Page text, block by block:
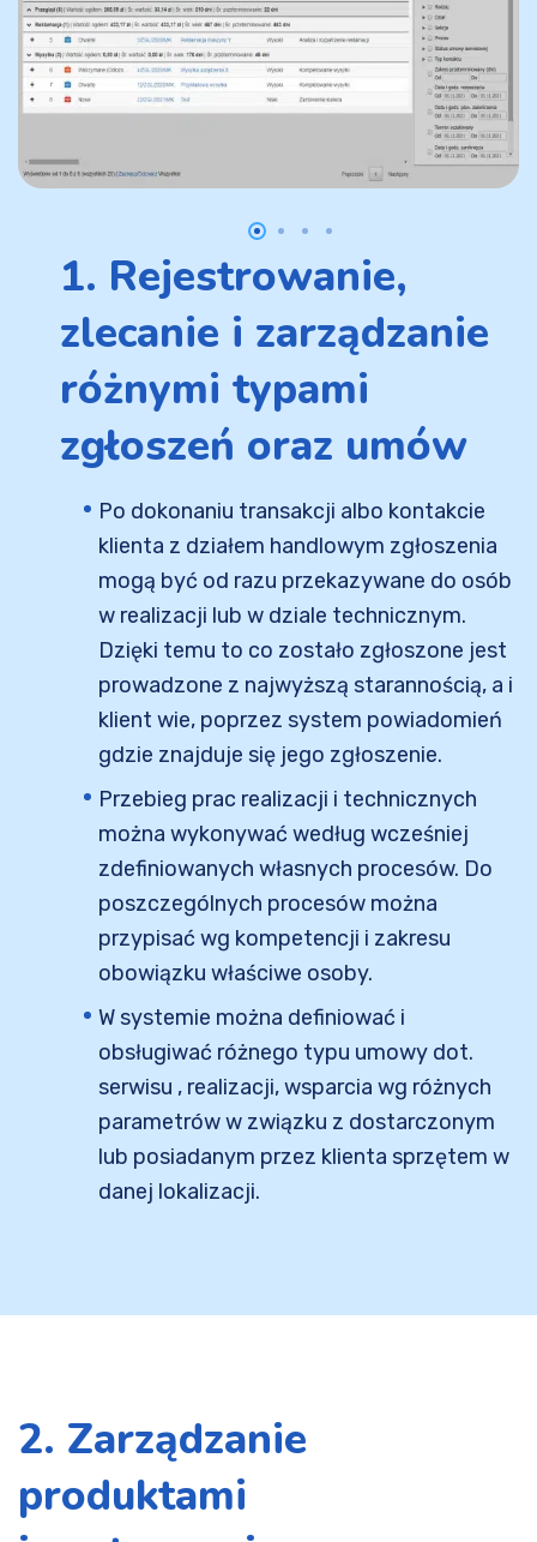
1. Rejestrowanie,
zlecanie i zarządzanie
różnymi typami
zgłoszeń oraz umów
Po dokonaniu transakcji albo kontakcie
klienta z działem handlowym zgłoszenia
mogą być od razu przekazywane do osób
w realizacji lub w dziale technicznym.
Dzięki temu to co zostało zgłoszone jest
prowadzone z najwyższą starannością, a i
klient wie, poprzez system powiadomień
gdzie znajduje się jego zgłoszenie.
Przebieg prac realizacji i technicznych
można wykonywać według wcześniej
zdefiniowanych własnych procesów. Do
poszczególnych procesów można
przypisać wg kompetencji i zakresu
obowiązku właściwe osoby.
W systemie można definiować i
obsługiwać różnego typu umowy dot.
serwisu , realizacji, wsparcia wg różnych
parametrów w związku z dostarczonym
lub posiadanym przez klienta sprzętem w
danej lokalizacji.
2. Zarządzanie
produktami